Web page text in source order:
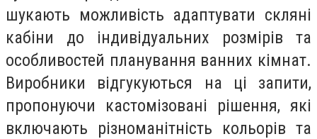
шукають можливість адаптувати скляні
кабіни до індивідуальних розмірів та
особливостей планування ванних кімнат.
Виробники відгукуються на ці запити,
пропонуючи кастомізовані рішення, які
включають різноманітність кольорів та